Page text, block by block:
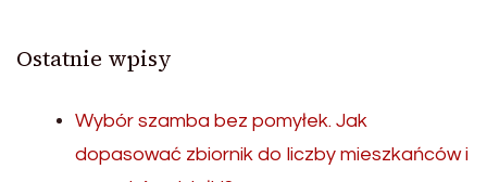
Ostatnie wpisy
Wybór szamba bez pomyłek. Jak
dopasować zbiornik do liczby mieszkańców i